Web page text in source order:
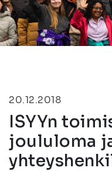
20.12.2018
ISYYn
joululoma